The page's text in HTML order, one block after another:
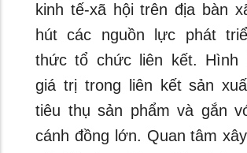
kinh tế-xã hội trên địa bàn
hút các nguồn lực phát
thức tổ chức liên kết. Hình
giá trị trong liên kết sản
tiêu thụ sản phẩm và gắn
cánh đồng lớn. Quan tâm